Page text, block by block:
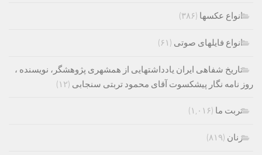
انواع عکسها (۳۸۶)
انواع فایلهای صوتی (۶۱)
تاریخ شفاهی ایران یادداشتهایی از همشهری پژوهشگر، نویسنده ،
روز نامه نگار پیشکسوت آقای محمود تربتی سنجابی (۱۲)
تربت ما (۱,۰۱۶)
زنان (۸۱۹)